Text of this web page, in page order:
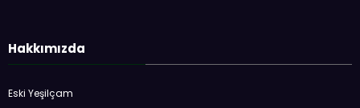
Hakkımızda
Eski Yeşilçam